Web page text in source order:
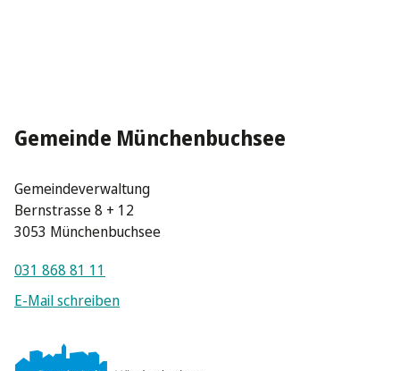
Gemeinde Münchenbuchsee
Gemeindeverwaltung
Bernstrasse 8 + 12
3053 Münchenbuchsee
031 868 81 11
E-Mail schreiben